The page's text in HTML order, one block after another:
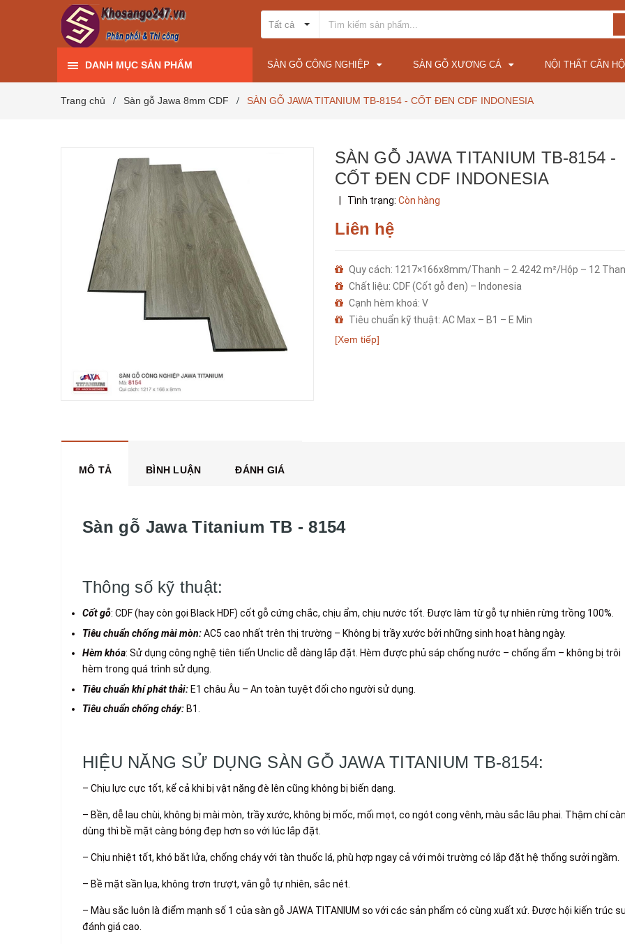
Tất cả
DANH MỤC SẢN PHẨM SÀN GỖ CÔNG NGHIỆP SÀN GỖ XƯƠNG CÁ NỘI THẤT CĂN HỘ
Trang chủ / Sàn gỗ Jawa 8mm CDF / SÀN GỖ JAWA TITANIUM TB-8154 - CỐT ĐEN CDF INDONESIA
SÀN GỖ JAWA TITANIUM TB-8154 -
CỐT ĐEN CDF INDONESIA
Tình trạng: Còn hàng
Liên hệ
Quy cách: 1217×166x8mm/Thanh – 2.4242 m²/Hộp – 12
Chất liệu: CDF (Cốt gỗ đen) – Indonesia
Cạnh hèm khoá: V
Tiêu chuẩn kỹ thuật: AC Max – B1 – E Min
Bảo hành nhà sản xuất: 25 năm
[Xem tiếp]
MÔ TẢ BÌNH LUẬN ĐÁNH GIÁ
Sàn gỗ Jawa Titanium TB - 8154
Thông số kỹ thuật:
Cốt gỗ: CDF (hay còn gọi Black HDF) cốt gỗ cứng chắc, chịu ẩm, chịu nước tốt. Được làm từ gỗ tự nhiên rừng trồng 100%.
Tiêu chuẩn chống mài mòn:AC5 cao nhất trên thị trường – Không bị trầy xước bởi những sinh hoạt hàng ngày.
Hèm khóa: Sử dụng công nghệ tiên tiến Unclic dễ dàng lắp đặt. Hèm được phủ sáp chống nước – chống ẩm – không bị trôi
hèm trong quá trình sử dụng.
Tiêu chuẩn khí phát thải: E1 châu Âu – An toàn tuyệt đối cho người sử dụng.
Tiêu chuẩn chống cháy: B1.
HIỆU NĂNG SỬ DỤNG SÀN GỖ JAWA TITANIUM TB-8154:
– Chịu lực cực tốt, kể cả khi bị vật nặng đè lên cũng không bị biến dạng.
– Bền, dễ lau chùi, không bị mài mòn, trầy xước, không bị mốc, mối mọt, co ngót cong vênh, màu sắc lâu phai. Thậm chí
dùng thì bề mặt càng bóng đẹp hơn so với lúc lắp đặt.
– Chịu nhiệt tốt, khó bắt lửa, chống cháy với tàn thuốc lá, phù hợp ngay cả với môi trường có lắp đặt hệ thống sưởi ngầm.
– Bề mặt sần lụa, không trơn trượt, vân gỗ tự nhiên, sắc nét.
– Màu sắc luôn là điểm mạnh số 1 của sàn gỗ JAWA TITANIUM so với các sản phẩm có cùng xuất xứ. Được hội kiến trúc
đánh giá cao.